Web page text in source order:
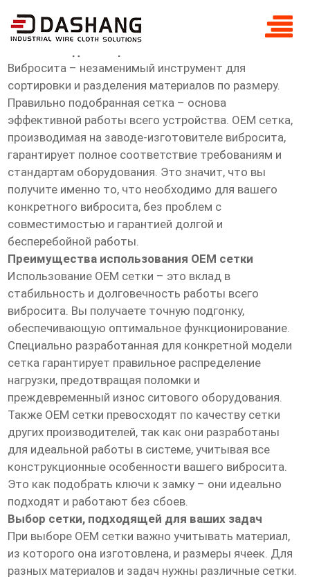
OEM сетка для вибросита
Вибросита – незаменимый инструмент для
сортировки и разделения материалов по размеру.
Правильно подобранная сетка – основа
эффективной работы всего устройства. OEM сетка,
производимая на заводе-изготовителе вибросита,
гарантирует полное соответствие требованиям и
стандартам оборудования. Это значит, что вы
получите именно то, что необходимо для вашего
конкретного вибросита, без проблем с
совместимостью и гарантией долгой и
бесперебойной работы.
Преимущества использования OEM сетки
Использование OEM сетки – это вклад в
стабильность и долговечность работы всего
вибросита. Вы получаете точную подгонку,
обеспечивающую оптимальное функционирование.
Специально разработанная для конкретной модели
сетка гарантирует правильное распределение
нагрузки, предотвращая поломки и
преждевременный износ ситового оборудования.
Также OEM сетки превосходят по качеству сетки
других производителей, так как они разработаны
для идеальной работы в системе, учитывая все
конструкционные особенности вашего вибросита.
Это как подобрать ключи к замку – они идеально
подходят и работают без сбоев.
Выбор сетки, подходящей для ваших задач
При выборе OEM сетки важно учитывать материал,
из которого она изготовлена, и размеры ячеек. Для
разных материалов и задач нужны различные сетки.